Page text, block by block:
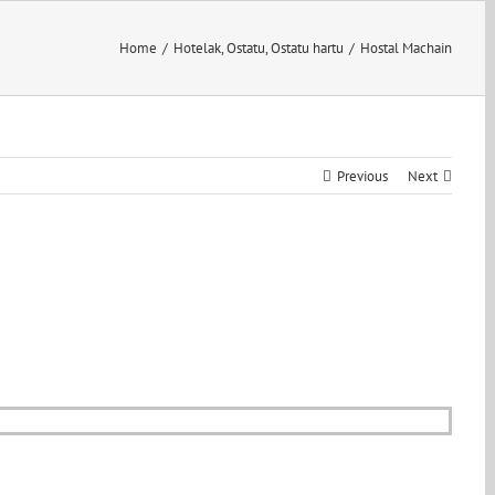
Home / Hotelak,Ostatu,Ostatu hartu / Hostal Machain
Previous Next